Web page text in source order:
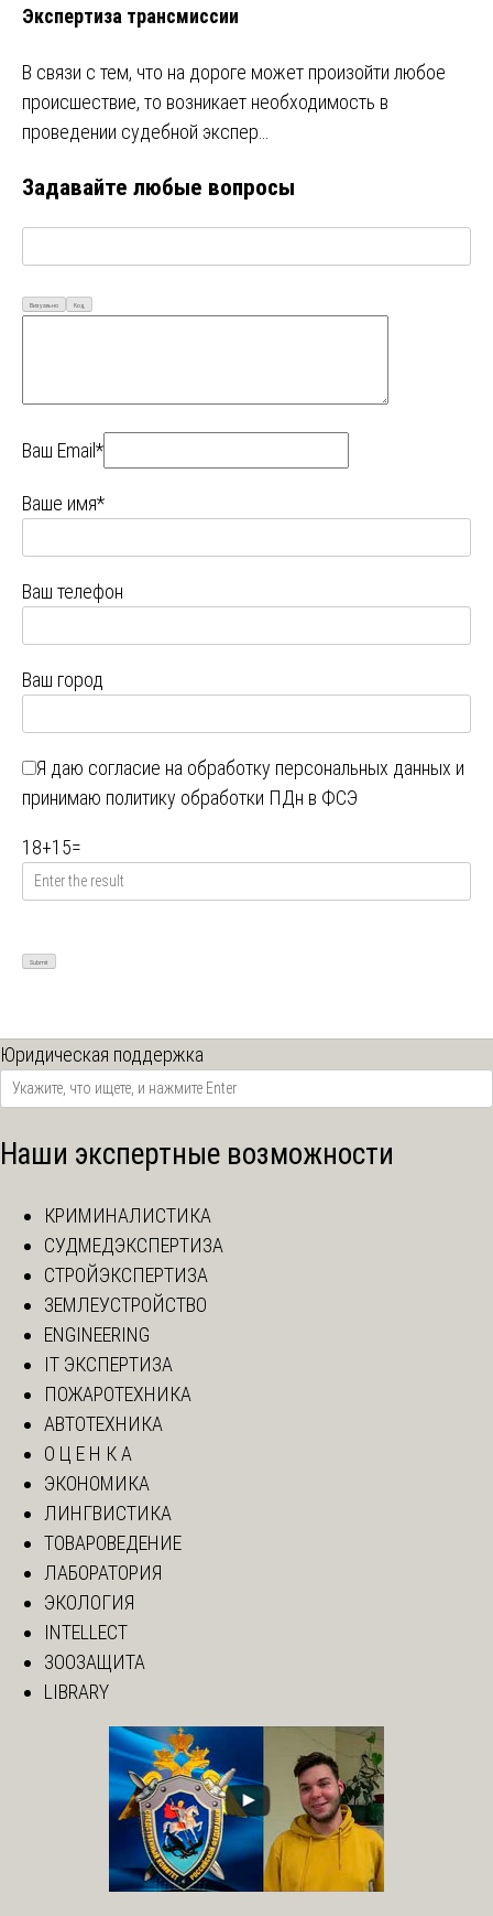
Экспертиза трансмиссии
В связи с тем, что на дороге может произойти любое
происшествие, то возникает необходимость в
проведении судебной экспер…
Задавайте любые вопросы
Визуально Код
Ваш Email*
Ваше имя*
Ваш телефон
Ваш город
Я даю согласие на обработку персональных данных и
принимаю политику обработки ПДн в ФСЭ
18+15=
Юридическая поддержка
Наши экспертные возможности
КРИМИНАЛИСТИКА
СУДМЕДЭКСПЕРТИЗА
СТРОЙЭКСПЕРТИЗА
ЗЕМЛЕУСТРОЙСТВО
ENGINEERING
IT ЭКСПЕРТИЗА
ПОЖАРОТЕХНИКА
АВТОТЕХНИКА
О Ц Е Н К А
ЭКОНОМИКА
ЛИНГВИСТИКА
ТОВАРОВЕДЕНИЕ
ЛАБОРАТОРИЯ
ЭКОЛОГИЯ
INTELLECT
ЗООЗАЩИТА
LIBRARY